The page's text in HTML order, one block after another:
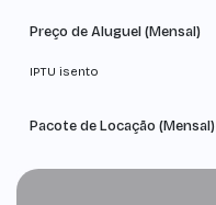
Preço de Aluguel (Mensal)
IPTU isento
Pacote de Locação (Mensal)